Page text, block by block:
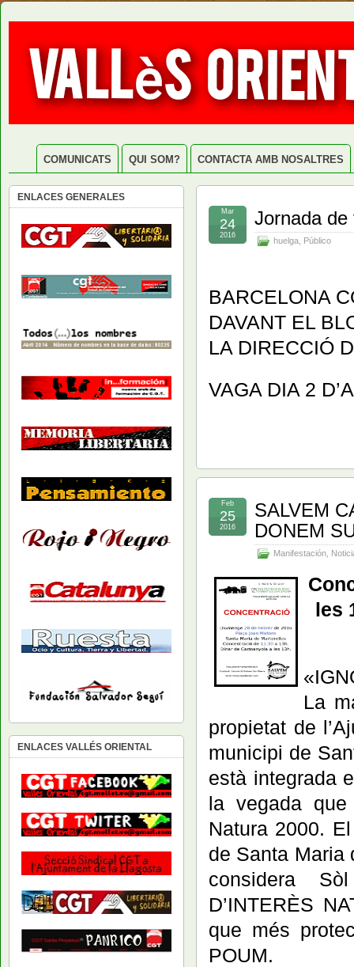
COMUNICATS QUI SOM? CONTACTA AMB NOSALTRES
Jornada de
huelga Público
Mar
24
2016
BARCELONA
DAVANT EL
LA DIRECCIÓ
VAGA DIA 2
SALVEM
DONEM
Manifestación
Feb
25
2016
les
La
propietat de
municipi de
està integrada
la vegada
Natura 2000.
de Santa Maria
considera
D’INTERÈS
que més
POUM.
ENLACES GENERALES
ENLACES VALLÉS ORIENTAL